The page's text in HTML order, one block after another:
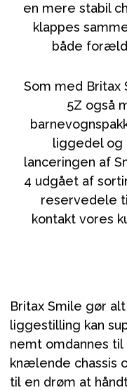
en mere stabil
klappes
både
Som med Britax
5Z også
liggedel og
lanceringen af
4 udgået af
reservedele
kontakt vores
Britax Smile gør
liggestilling kan
nemt omdannes
knælende chassis
til en drøm at
Sol og